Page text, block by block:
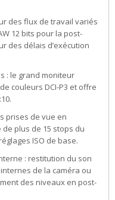
des flux de travail variés
12 bits pour la post-
des délais d’exécution
: le grand moniteur
couleurs DCI-P3 et offre
prises de vue en
de plus de 15 stops du
ISO de base.
: restitution du son
de la caméra ou
des niveaux en post-